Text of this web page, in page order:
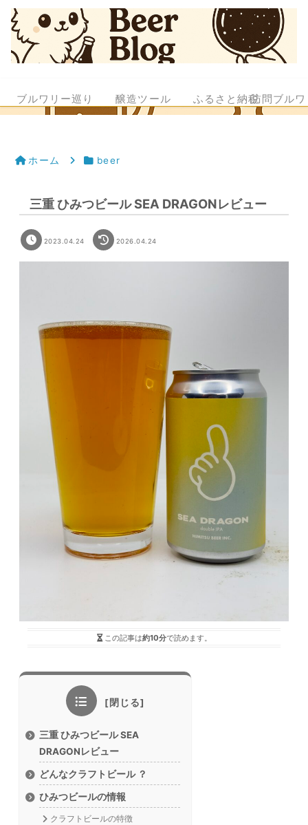
ブルワリー巡り 醸造ツール ふるさと納税訪問ブル
ホーム beer
三重 ひみつビール SEA DRAGONレビュー
2023.04.24 2026.04.24
この記事は約10分で読めます。
三重 ひみつビール SEA
DRAGONレビュー
どんなクラフトビール ？
ひみつビールの情報
クラフトビールの特徴